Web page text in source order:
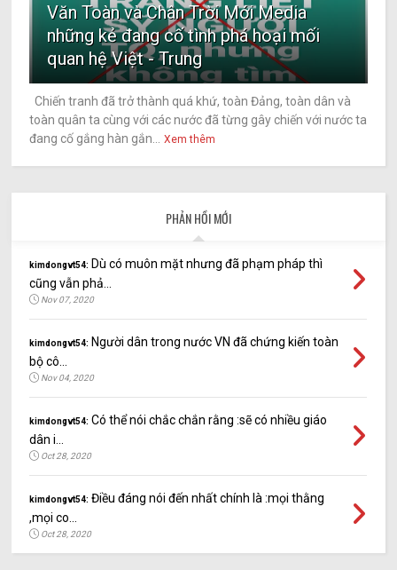
Văn Toàn và Chân Trời Mới Media
những kẻ đang cố tình phá hoại mối
quan hệ Việt - Trung
Chiến tranh đã trở thành quá khứ, toàn Đảng, toàn dân và
toàn quân ta cùng với các nước đã từng gây chiến với nước ta
đang cố gắng hàn gắn...
Xem thêm
PHẢN HỒI MỚI
kimdongvt54: Dù có muôn mặt nhưng đã phạm pháp thì
cũng vẫn phả...
Nov 07, 2020
kimdongvt54: Người dân trong nước VN đã chứng kiến toàn
bộ cô...
Nov 04, 2020
kimdongvt54: Có thể nói chắc chắn rằng :sẽ có nhiều giáo
dân i...
Oct 28, 2020
kimdongvt54: Điều đáng nói đến nhất chính là :mọi thằng
,mọi co...
Oct 28, 2020